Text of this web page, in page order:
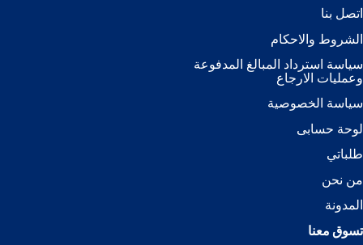
اتصل بنا
الشروط والاحكام
سياسة استرداد المبالغ المدفوعة
وعمليات الارجاع
سياسة الخصوصية
لوحة حسابى
طلباتي
من نحن
المدونة
تسوق معنا